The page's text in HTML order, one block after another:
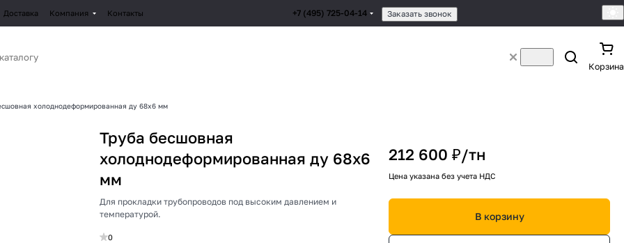
Доставка Компания Контакты +7 (495) 725-04-14 Заказать звонок
Корзина
холоднодеформированная ду 68х6 мм
Труба бесшовная
холоднодеформированная ду 68х6
мм
Для прокладки трубопроводов под высоким давлением и
температурой.
0
212 600 ₽/тн
Цена указана без учета НДС
В корзину